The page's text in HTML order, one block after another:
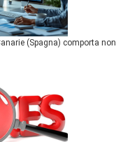
(Spagna) comporta non